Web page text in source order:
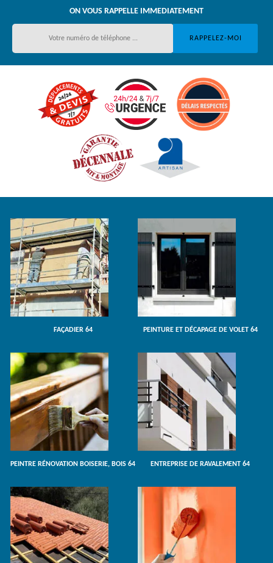
ON VOUS RAPPELLE IMMEDIATEMENT
FAÇADIER 64 PEINTURE ET DÉCAPAGE DE VOLET 64
PEINTRE RÉNOVATION BOISERIE, BOIS 64 ENTREPRISE DE RAVALEMENT 64